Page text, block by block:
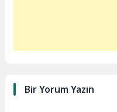
Bir Yorum Yazın